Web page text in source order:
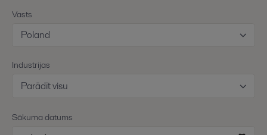
Vasts
Poland
Industrijas
Parādīt visu
Sākuma datums